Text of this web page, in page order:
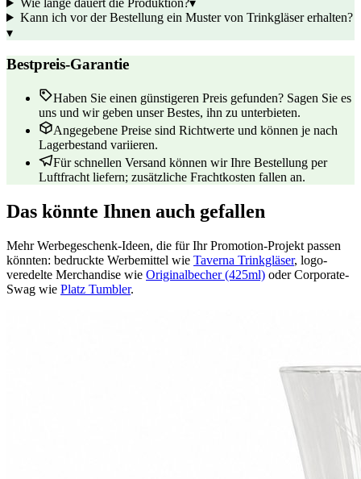
Wie lange dauert die Produktion?▾
Kann ich vor der Bestellung ein Muster von Trinkgläser erhalten?
▾
Bestpreis-Garantie
Haben Sie einen günstigeren Preis gefunden? Sagen Sie es
uns und wir geben unser Bestes, ihn zu unterbieten.
Angegebene Preise sind Richtwerte und können je nach
Lagerbestand variieren.
Für schnellen Versand können wir Ihre Bestellung per
Luftfracht liefern; zusätzliche Frachtkosten fallen an.
Das könnte Ihnen auch gefallen
Mehr Werbegeschenk-Ideen, die für Ihr Promotion-Projekt passen
könnten: bedruckte Werbemittel wie Taverna Trinkgläser, logo-
veredelte Merchandise wie Originalbecher (425ml) oder Corporate-
Swag wie Platz Tumbler.